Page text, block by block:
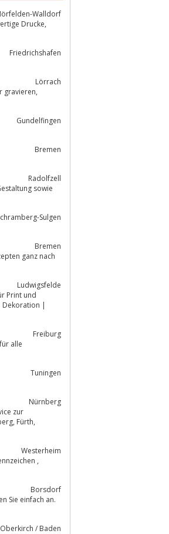
Walldorf
Fried­richs­ha­fen
Lörrach
Gundelfingen
Bremen
Radolfzell
Sulgen
Bremen
ganz nach
Ludwigsfelde
Print und
Freiburg
alle
Tuningen
Nürnberg
Westerheim
Borsdorf
Oberkirch / Baden